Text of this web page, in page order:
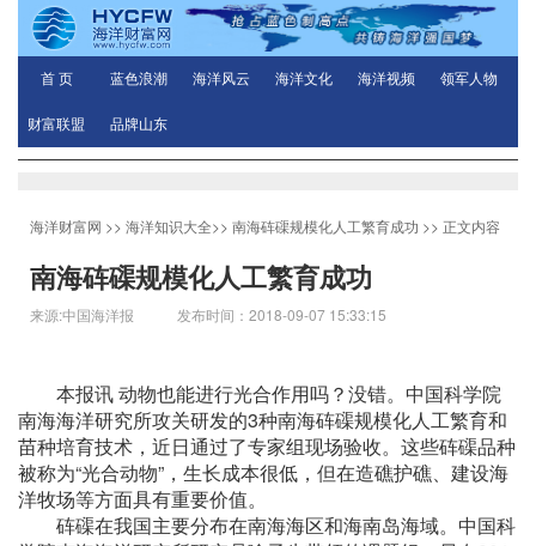
首 页 蓝色浪潮 海洋风云 海洋文化 海洋视频 领军人物
财富联盟 品牌山东
海洋财富网 >> 海洋知识大全>> 南海砗磲规模化人工繁育成功 >> 正文内容
南海砗磲规模化人工繁育成功
来源:中国海洋报 发布时间：2018-09-07 15:33:15
本报讯 动物也能进行光合作用吗？没错。中国科学院
南海海洋研究所攻关研发的3种南海砗磲规模化人工繁育和
苗种培育技术，近日通过了专家组现场验收。这些砗磲品种
被称为“光合动物”，生长成本很低，但在造礁护礁、建设海
洋牧场等方面具有重要价值。
砗磲在我国主要分布在南海海区和海南岛海域。中国科